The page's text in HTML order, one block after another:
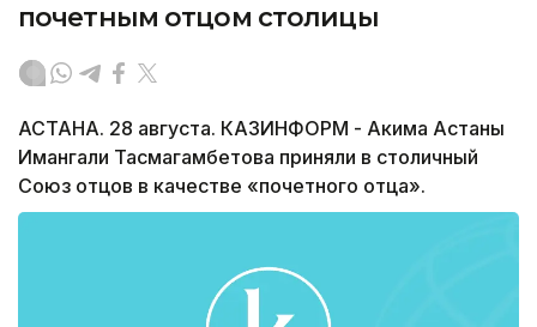
почетным отцом столицы
АСТАНА. 28 августа. КАЗИНФОРМ - Акима Астаны
Имангали Тасмагамбетова приняли в столичный
Союз отцов в качестве «почетного отца».